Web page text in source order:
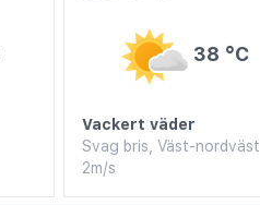
38 °C
Vackert väder
Svag bris, Väst-nordväst
2m/s